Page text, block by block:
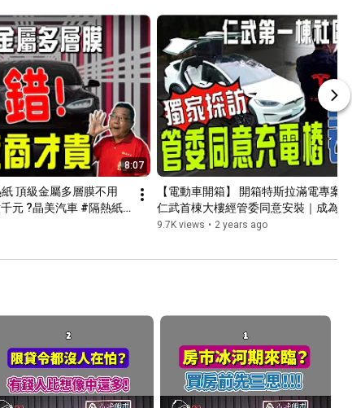
換屋族＃仁武 ＃首
8:07
頂級金屬多層膜不用
元 ?晶美汽車 #隔熱紙
#modelx #舒
【電動車開箱】 開箱特斯拉滿電專案
仁武首棟大樓經管委同意安裝｜成為
不困難 ?｜架設充電立柱全紀錄 #大
9.7K views • 2 years ago